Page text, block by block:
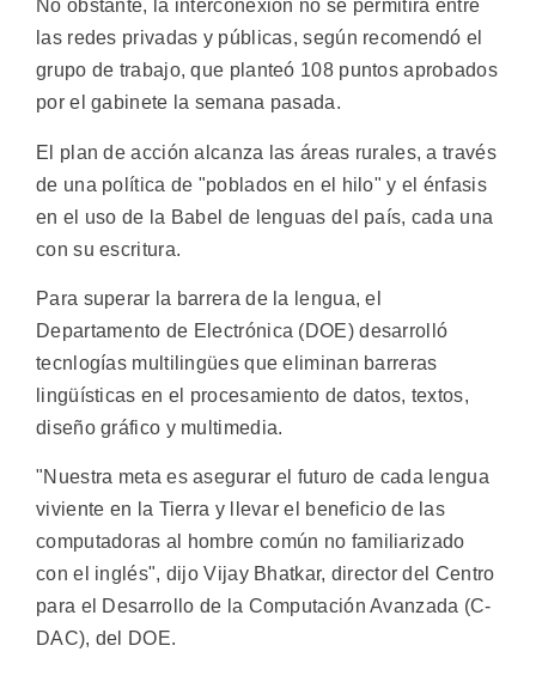
No obstante, la interconexión no se permitirá entre
las redes privadas y públicas, según recomendó el
grupo de trabajo, que planteó 108 puntos aprobados
por el gabinete la semana pasada.
El plan de acción alcanza las áreas rurales, a través
de una política de "poblados en el hilo" y el énfasis
en el uso de la Babel de lenguas del país, cada una
con su escritura.
Para superar la barrera de la lengua, el
Departamento de Electrónica (DOE) desarrolló
tecnlogías multilingües que eliminan barreras
lingüísticas en el procesamiento de datos, textos,
diseño gráfico y multimedia.
"Nuestra meta es asegurar el futuro de cada lengua
viviente en la Tierra y llevar el beneficio de las
computadoras al hombre común no familiarizado
con el inglés", dijo Vijay Bhatkar, director del Centro
para el Desarrollo de la Computación Avanzada (C-
DAC), del DOE.